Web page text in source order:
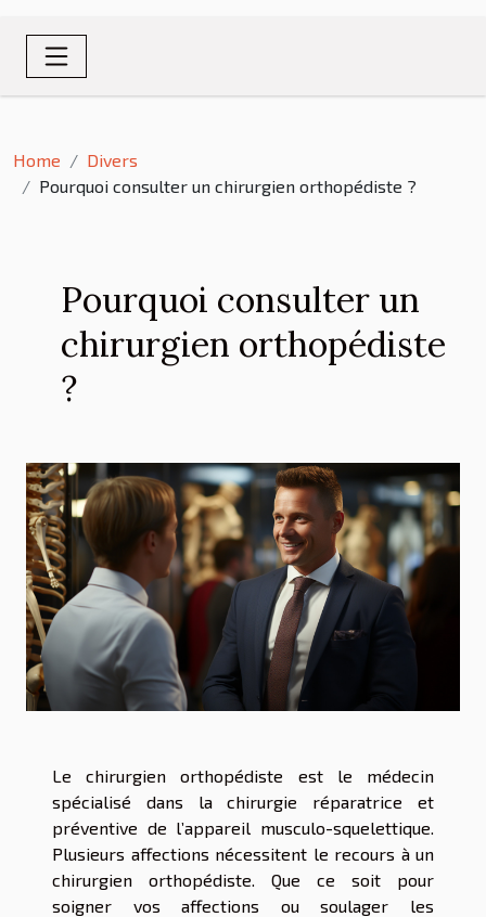
Home
Divers
Pourquoi consulter un chirurgien orthopédiste ?
Pourquoi consulter un
chirurgien orthopédiste
?
Le chirurgien orthopédiste est le médecin
spécialisé dans la chirurgie réparatrice et
préventive de l’appareil musculo-squelettique.
Plusieurs affections nécessitent le recours à un
chirurgien orthopédiste. Que ce soit pour
soigner vos affections ou soulager les